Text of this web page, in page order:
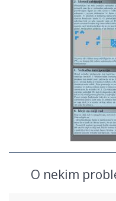
O nekim